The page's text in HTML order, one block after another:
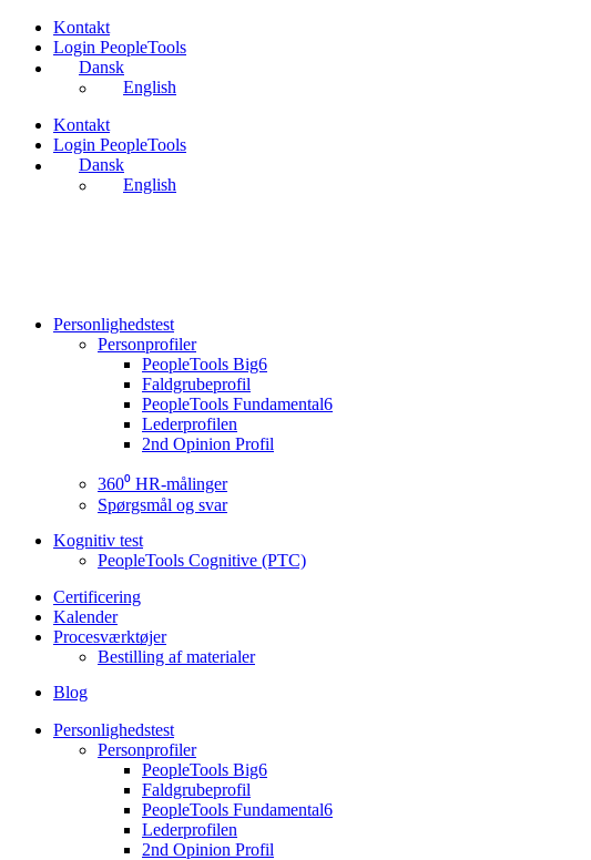
Videre
indhold
Kontakt
Login PeopleTools
Dansk
English
Kontakt
Login PeopleTools
Dansk
English
Personlighedstest
Personprofiler
PeopleTools Big6
Faldgrubeprofil
PeopleTools Fundamental6
Lederprofilen
2nd Opinion Profil
360⁰ HR-målinger
Spørgsmål og svar
Kognitiv test
PeopleTools Cognitive (PTC)
Certificering
Kalender
Procesværktøjer
Bestilling af materialer
Blog
Personlighedstest
Personprofiler
PeopleTools Big6
Faldgrubeprofil
PeopleTools Fundamental6
Lederprofilen
2nd Opinion Profil